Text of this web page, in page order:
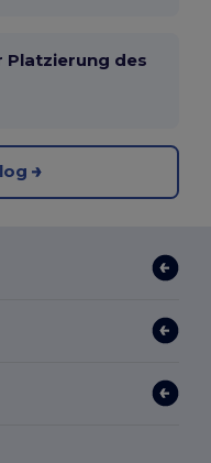
Platzierung des